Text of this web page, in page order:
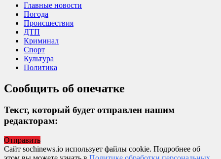
Главные новости
Погода
Происшествия
ДТП
Криминал
Спорт
Культура
Политика
Сообщить об опечатке
Текст, который будет отправлен нашим
редакторам:
Отправить
Сайт sochinews.io использует файлы cookie. Подробнее об